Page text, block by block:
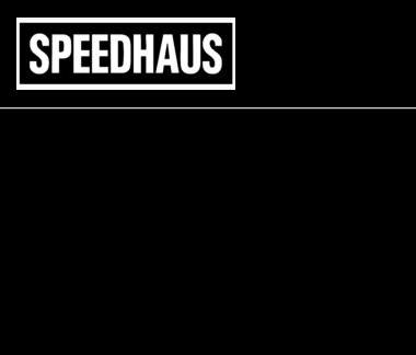
Siirry
sisältöön